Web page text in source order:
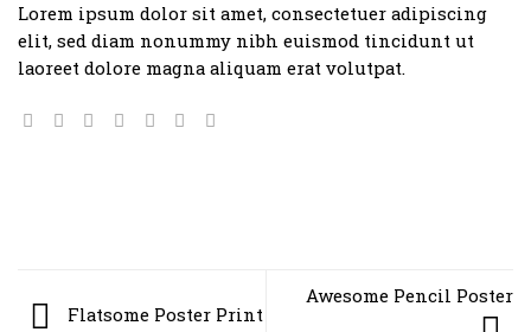
Lorem ipsum dolor sit amet, consectetuer adipiscing
elit, sed diam nonummy nibh euismod tincidunt ut
laoreet dolore magna aliquam erat volutpat.
Flatsome Poster Print
Awesome Pencil Poster